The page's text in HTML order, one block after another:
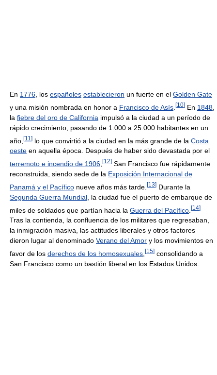
En 1776 , los españoles establecieron un fuerte en el Golden Gate
y una misión nombrada en honor a Francisco de Asís [10] En 1848
la fiebre del oro de California impulsó a la ciudad a un período de
rápido crecimiento, pasando de 1.000 a 25.000 habitantes en un
año, [11 ] lo que convirtió a la ciudad en la más grande de la Costa
oeste en aquella época. Después de haber sido devastada por el
terremoto e incendio de 1906 [12] San Francisco fue rápidamente
reconstruida, siendo sede de la Exposición Internacional de
Panamá y el Pacífico nueve años más tarde. [13] Durante la
Segunda Guerra Mundial , la ciudad fue el puerto de embarque de
miles de soldados que partían hacia la Guerra del Pacífico [14]
Tras la contienda, la confluencia de los militares que regresaban,
la inmigración masiva, las actitudes liberales y otros factores
dieron lugar al denominado Verano del Amor y los movimientos en
favor de los derechos de los homosexuales [15] consolidando a
San Francisco como un bastión liberal en los Estados Unidos.